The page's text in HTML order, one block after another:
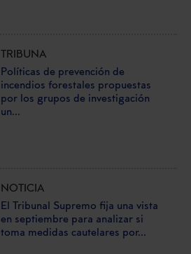
TRIBUNA
Políticas de prevención de
incendios forestales propuestas
por los grupos de investigación
un...
NOTICIA
El Tribunal Supremo fija una vista
en septiembre para analizar si
toma medidas cautelares por...